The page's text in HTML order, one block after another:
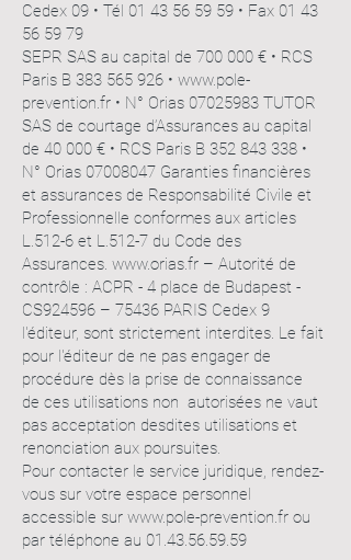
Cedex 09 • Tél 01 43 56 59 59 • Fax 01 43
56 59 79
SEPR SAS au capital de 700 000 € • RCS
Paris B 383 565 926 • www.pole-
prevention.fr • N° Orias 07025983 TUTOR
SAS de courtage d’Assurances au capital
de 40 000 € • RCS Paris B 352 843 338 •
N° Orias 07008047 Garanties financières
et assurances de Responsabilité Civile et
Professionnelle conformes aux articles
L.512-6 et L.512-7 du Code des
Assurances. www.orias.fr – Autorité de
contrôle : ACPR - 4 place de Budapest -
CS924596 – 75436 PARIS Cedex 9
l'éditeur, sont strictement interdites. Le fait
pour l'éditeur de ne pas engager de
procédure dès la prise de connaissance
de ces utilisations non autorisées ne vaut
pas acceptation desdites utilisations et
renonciation aux poursuites.
Pour contacter le service juridique, rendez-
vous sur votre espace personnel
accessible sur www.pole-prevention.fr ou
par téléphone au 01.43.56.59.59